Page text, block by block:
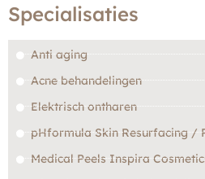
Specialisaties
Anti aging
Acne behandelingen
Elektrisch ontharen
pHformula Skin Resurfacing /
Medical Peels Inspira